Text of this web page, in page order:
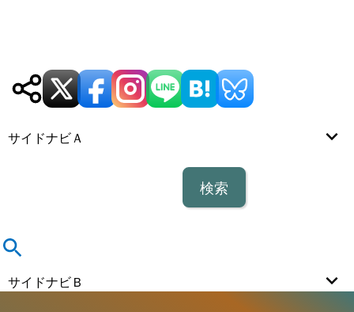
サイドナビＡ
サイドナビＢ